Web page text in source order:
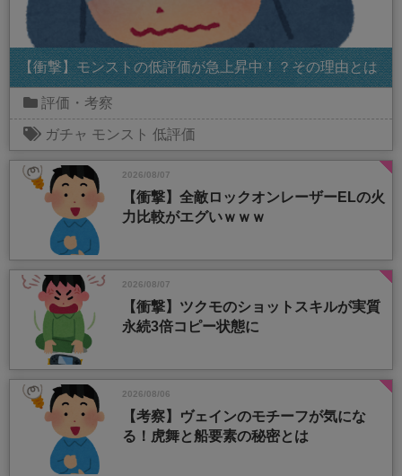
【衝撃】モンストの低評価が急上昇中！？その理由とは
評価・考察
ガチャ モンスト 低評価
2026/08/07
【衝撃】全敵ロックオンレーザーELの火
力比較がエグいｗｗｗ
2026/08/07
【衝撃】ツクモのショットスキルが実質
永続3倍コピー状態に
2026/08/06
【考察】ヴェインのモチーフが気にな
る！虎舞と船要素の秘密とは